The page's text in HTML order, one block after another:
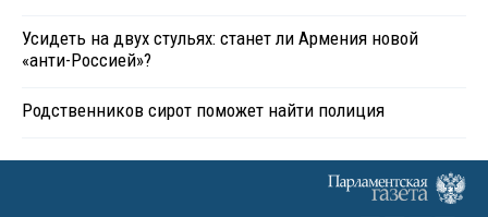
Усидеть на двух стульях: станет ли Армения новой
«анти-Россией»?
Родственников сирот поможет найти полиция